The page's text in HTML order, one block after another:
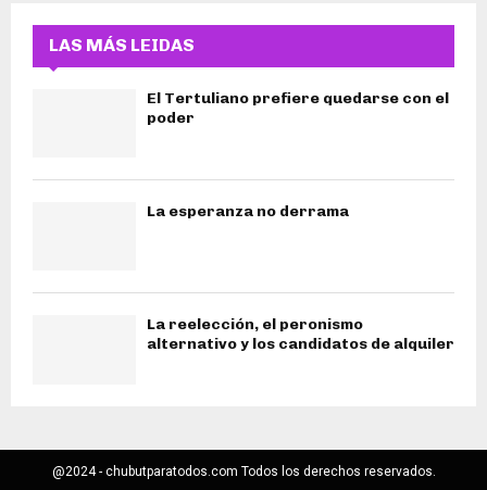
LAS MÁS LEIDAS
El Tertuliano prefiere quedarse con el
poder
La esperanza no derrama
La reelección, el peronismo
alternativo y los candidatos de alquiler
@2024 - chubutparatodos.com Todos los derechos reservados.